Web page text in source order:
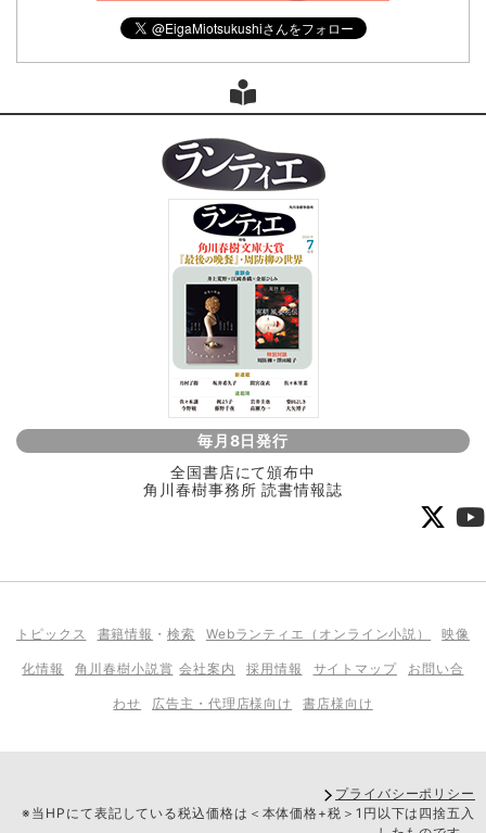
毎月8日発行
全国書店にて頒布中
角川春樹事務所 読書情報誌
トピックス 書籍情報 ・検索 Webランティエ（オンライン小説） 映像
化情報 角川春樹小説賞 会社案内 採用情報 サイトマップ お問い合
わせ 広告主・代理店様向け 書店様向け
プライバシーポリシー
※当HPにて表記している税込価格は＜本体価格+税＞1円以下は四捨五入